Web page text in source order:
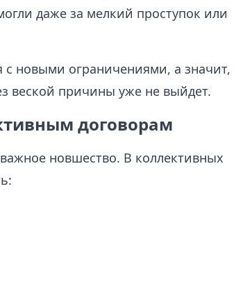
даже за мелкий проступок или
с новыми ограничениями, а значит,
веской причины уже не выйдет.
договорам
новшество. В коллективных